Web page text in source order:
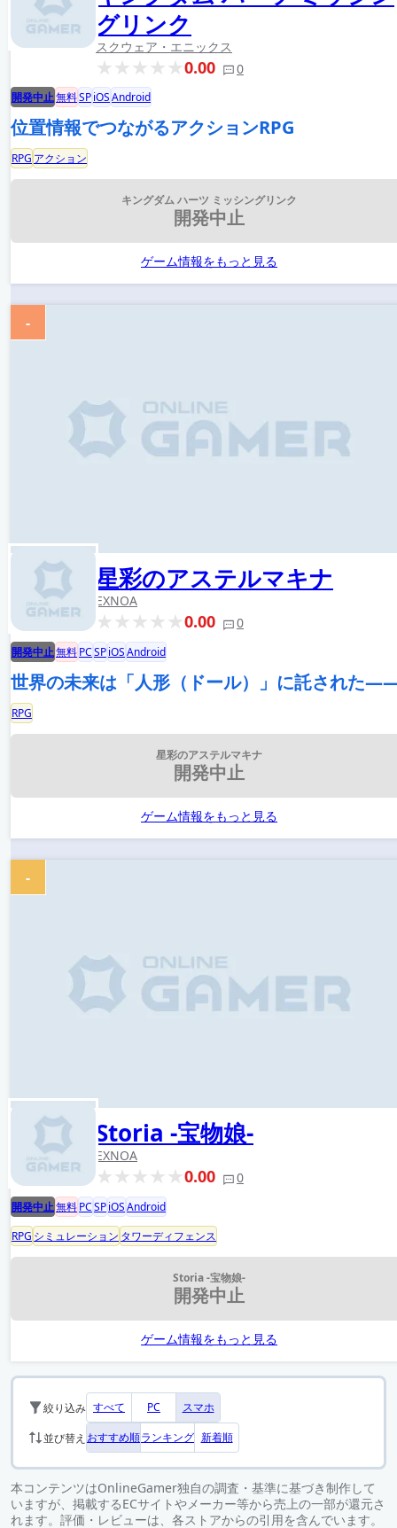
グリンク
スクウェア・エニックス
0.00 0
開発中止無料SPiOSAndroid
位置情報でつながるアクションRPG
RPG アクション
キングダム ハーツ ミッシングリンク
開発中止
ゲーム情報をもっと見る
星彩のアステルマキナ
EXNOA
0.00 0
-
開発中止無料PCSPiOSAndroid
世界の未来は「人形（ドール）」に託された
RPG
星彩のアステルマキナ
開発中止
ゲーム情報をもっと見る
Storia -宝物娘-
EXNOA
0.00 0
-
開発中止無料PCSPiOSAndroid
RPG シミュレーション タワーディフェンス
Storia -宝物娘-
開発中止
ゲーム情報をもっと見る
絞り込み すべて PC スマホ
並び替え おすすめ順ランキング 新着順
本コンテンツはOnlineGamer独自の調査・基準に基づき制作して
いますが、掲載するECサイトやメーカー等から売上の一部が還元さ
れます。評価・レビューは、各ストアからの引用を含んでいます。